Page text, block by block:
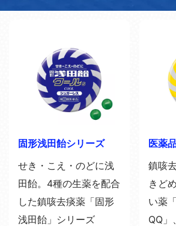
固形浅田飴シリーズ
せき・こえ・のどに浅
田飴。4種の生薬を配合
した鎮咳去痰薬「固形
浅田飴」シリーズ
医薬
鎮咳
きど
い薬
QQ」